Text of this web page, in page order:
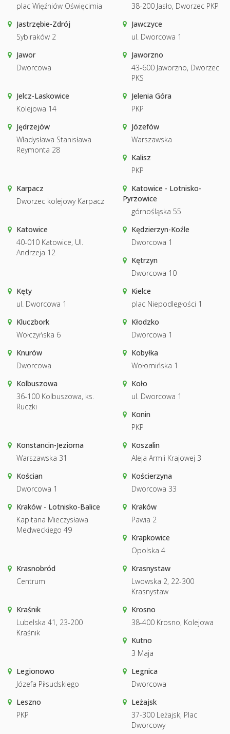
plac Więźniów Oświęcimia
38-200 Jasło, Dworzec PKP
Jastrzębie-Zdrój
Sybiraków 2
Jawczyce
ul. Dworcowa 1
Jawor
Dworcowa
Jaworzno
43-600 Jaworzno, Dworzec
PKS
Jelcz-Laskowice
Kolejowa 14
Jelenia Góra
PKP
Jędrzejów
Władysława Stanisława
Reymonta 28
Józefów
Warszawska
Kalisz
PKP
Karpacz
Dworzec kolejowy Karpacz
Katowice - Lotnisko-
Pyrzowice
górnośląska 55
Katowice
40-010 Katowice, Ul.
Andrzeja 12
Kędzierzyn-Koźle
Dworcowa 1
Kętrzyn
Dworcowa 10
Kęty
ul. Dworcowa 1
Kielce
plac Niepodległości 1
Kluczbork
Wołczyńska 6
Kłodzko
Dworcowa 1
Knurów
Dworcowa
Kobyłka
Wołomińska 1
Kolbuszowa
36-100 Kolbuszowa, ks.
Ruczki
Koło
ul. Dworcowa 1
Konin
PKP
Konstancin-Jeziorna
Warszawska 31
Koszalin
Aleja Armii Krajowej 3
Kościan
Dworcowa 1
Kościerzyna
Dworcowa 33
Kraków - Lotnisko-Balice
Kapitana Mieczysława
Medweckiego 49
Kraków
Pawia 2
Krapkowice
Opolska 4
Krasnobród
Centrum
Krasnystaw
Lwowska 2, 22-300
Krasnystaw
Kraśnik
Lubelska 41, 23-200
Kraśnik
Krosno
38-400 Krosno, Kolejowa
Kutno
3 Maja
Legionowo
Józefa Piłsudskiego
Legnica
Dworcowa
Leszno
PKP
Leżajsk
37-300 Leżajsk, Plac
Dworcowy